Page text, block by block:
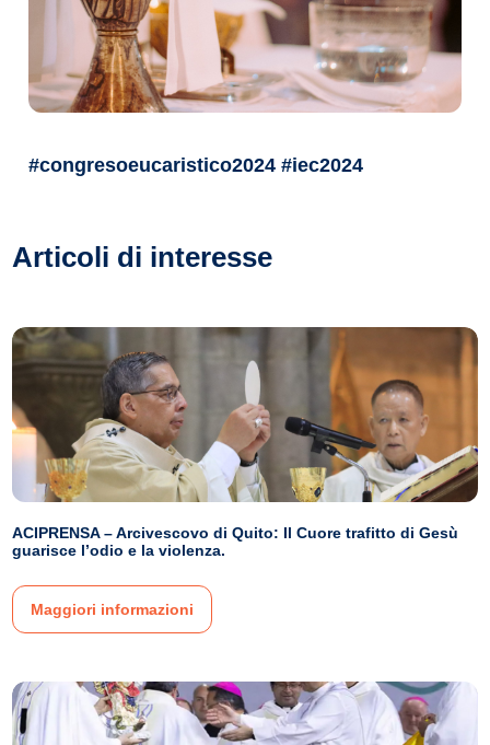
#congresoeucaristico2024 #iec2024
Articoli di interesse
ACIPRENSA – Arcivescovo di Quito: Il Cuore trafitto di Gesù
guarisce l’odio e la violenza.
Maggiori informazioni